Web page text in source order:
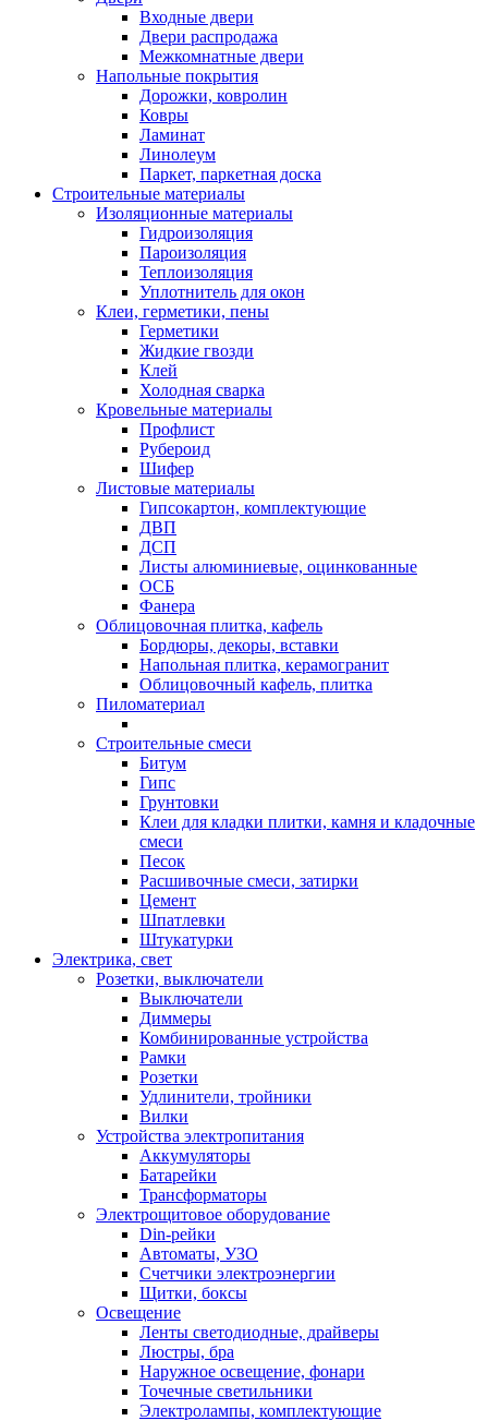
Входные двери
Двери распродажа
Межкомнатные двери
Напольные покрытия
Дорожки, ковролин
Ковры
Ламинат
Линолеум
Паркет, паркетная доска
Строительные материалы
Изоляционные материалы
Гидроизоляция
Пароизоляция
Теплоизоляция
Уплотнитель для окон
Клеи, герметики, пены
Герметики
Жидкие гвозди
Клей
Холодная сварка
Кровельные материалы
Профлист
Рубероид
Шифер
Листовые материалы
Гипсокартон, комплектующие
ДВП
ДСП
Листы алюминиевые, оцинкованные
ОСБ
Фанера
Облицовочная плитка, кафель
Бордюры, декоры, вставки
Напольная плитка, керамогранит
Облицовочный кафель, плитка
Пиломатериал
Строительные смеси
Битум
Гипс
Грунтовки
Клеи для кладки плитки, камня и кладочные
смеси
Песок
Расшивочные смеси, затирки
Цемент
Шпатлевки
Штукатурки
Электрика, свет
Розетки, выключатели
Выключатели
Диммеры
Комбинированные устройства
Рамки
Розетки
Удлинители, тройники
Вилки
Устройства электропитания
Аккумуляторы
Батарейки
Трансформаторы
Электрощитовое оборудование
Din-рейки
Автоматы, УЗО
Счетчики электроэнергии
Щитки, боксы
Освещение
Ленты светодиодные, драйверы
Люстры, бра
Наружное освещение, фонари
Точечные светильники
Электролампы, комплектующие